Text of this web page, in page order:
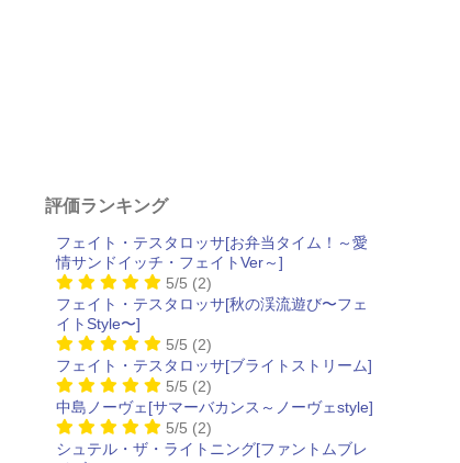
評価ランキング
フェイト・テスタロッサ[お弁当タイム！～愛
情サンドイッチ・フェイトVer～]
5/5 (2)
フェイト・テスタロッサ[秋の渓流遊び〜フェ
イトStyle〜]
5/5 (2)
フェイト・テスタロッサ[ブライトストリーム]
5/5 (2)
中島ノーヴェ[サマーバカンス～ノーヴェstyle]
5/5 (2)
シュテル・ザ・ライトニング[ファントムブレ